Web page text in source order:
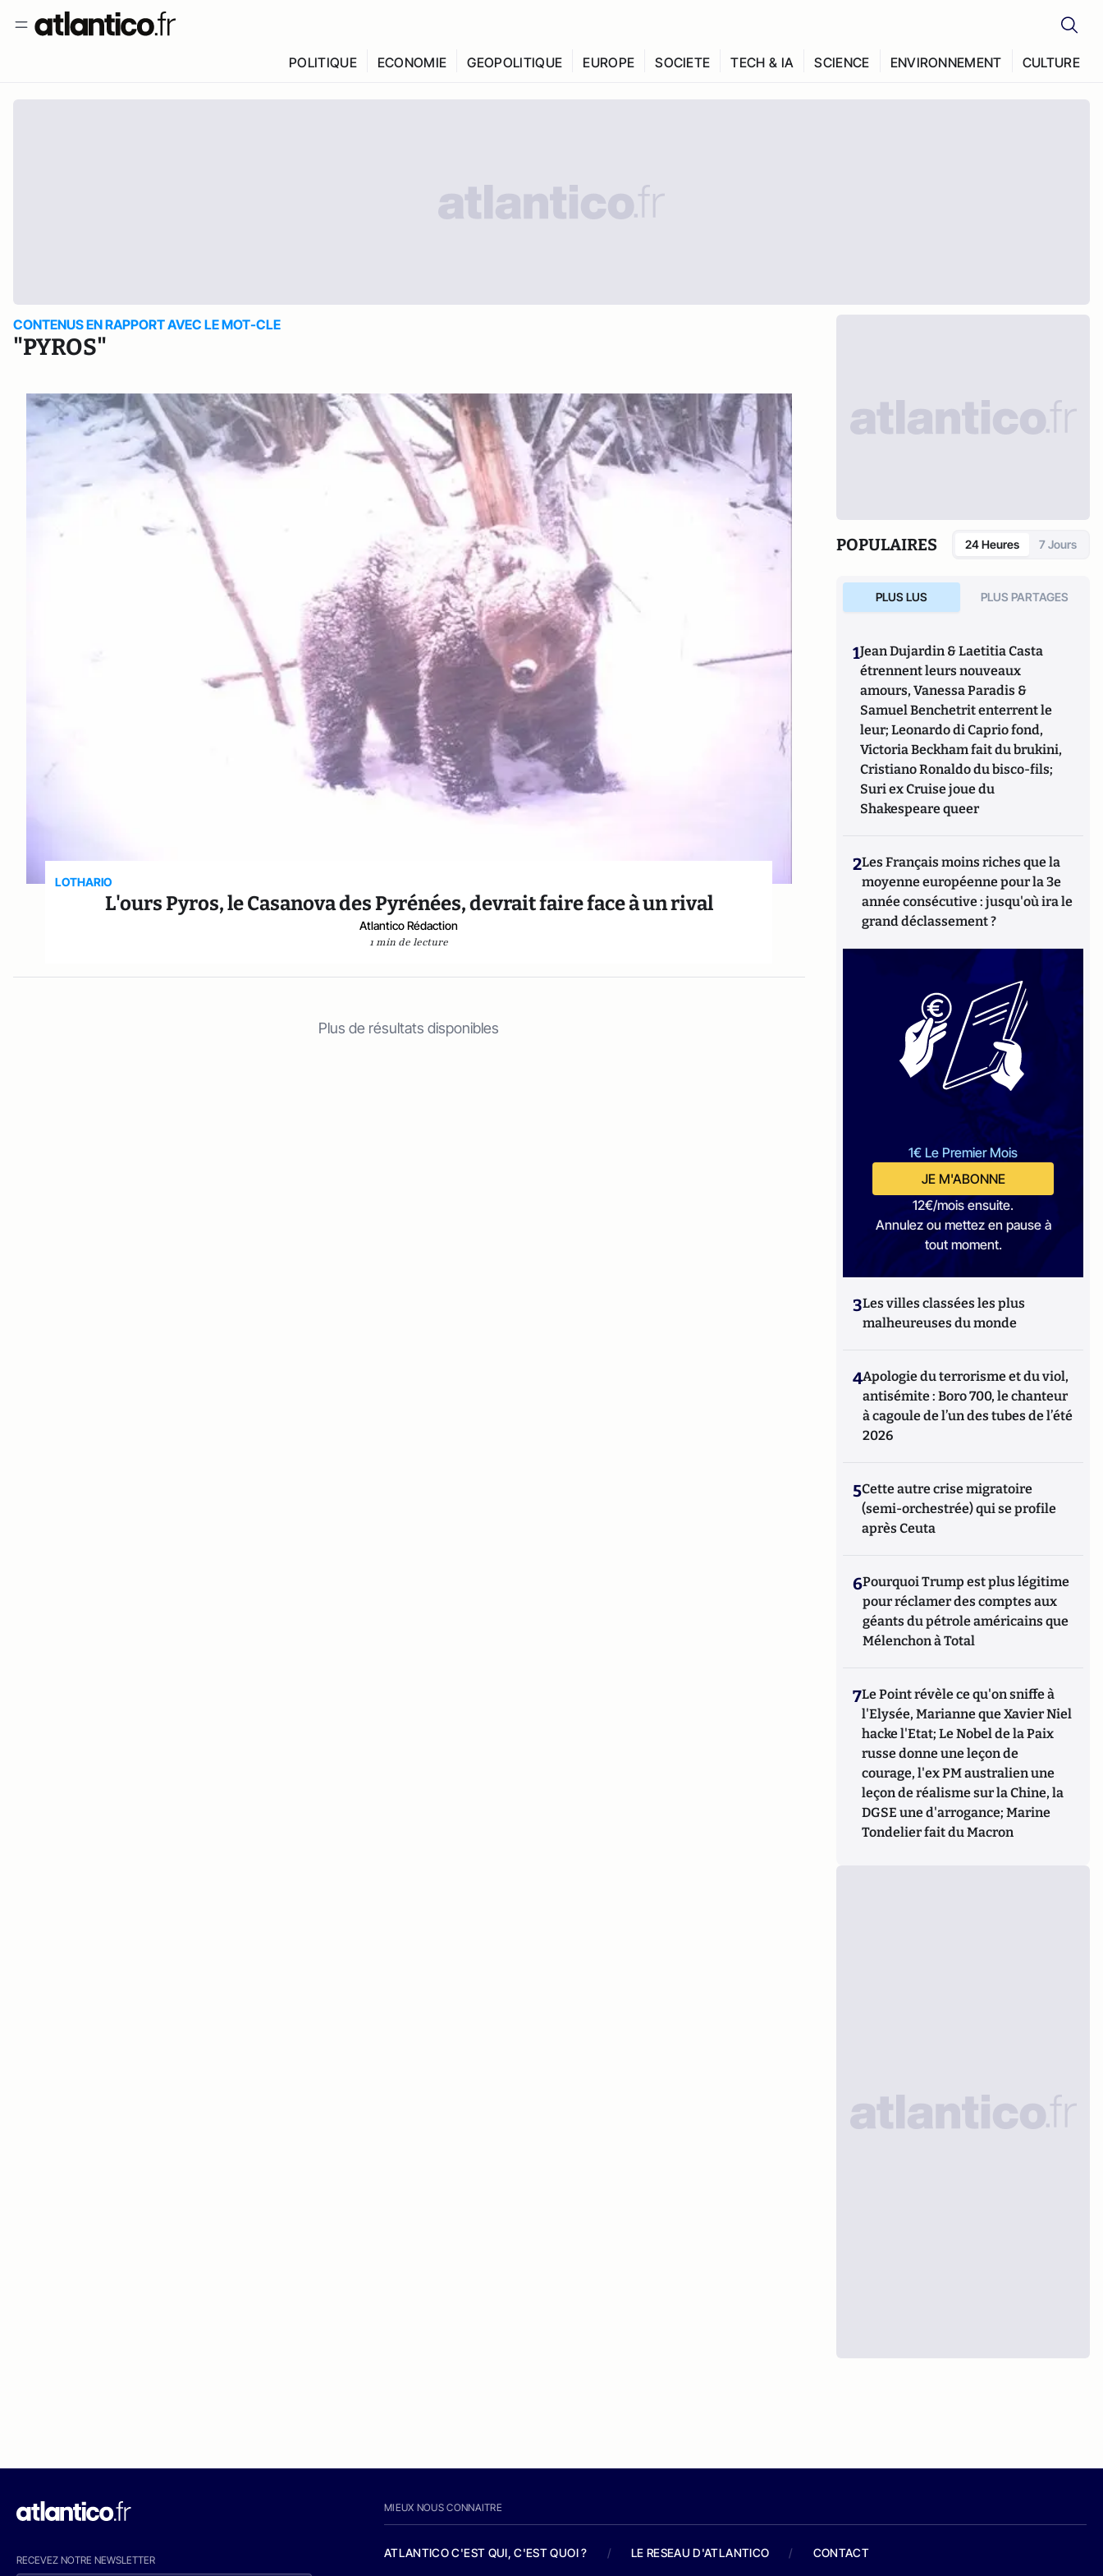
POLITIQUE ECONOMIE GEOPOLITIQUE EUROPE SOCIETE TECH & IA SCIENCE ENVIRONNEMENT CULTURE
CONTENUS EN RAPPORT AVEC LE MOT-CLE
"PYROS"
LOTHARIO
L'ours Pyros, le Casanova des Pyrénées, devrait faire face à un rival
Atlantico Rédaction
1 min de lecture
Plus de résultats disponibles
POPULAIRES 24 Heures 7 Jours
PLUS LUS PLUS PARTAGES
1Jean Dujardin & Laetitia Casta
étrennent leurs nouveaux
amours, Vanessa Paradis &
Samuel Benchetrit enterrent le
leur; Leonardo di Caprio fond,
Victoria Beckham fait du brukini,
Cristiano Ronaldo du bisco-fils;
Suri ex Cruise joue du
Shakespeare queer
2Les Français moins riches que la
moyenne européenne pour la 3e
année consécutive : jusqu'où ira le
grand déclassement ?
1€ Le Premier Mois
JE M'ABONNE
12€/mois ensuite.
Annulez ou mettez en pause à
tout moment.
3Les villes classées les plus
malheureuses du monde
4Apologie du terrorisme et du viol,
antisémite : Boro 700, le chanteur
à cagoule de l’un des tubes de l’été
2026
5Cette autre crise migratoire
(semi-orchestrée) qui se profile
après Ceuta
6Pourquoi Trump est plus légitime
pour réclamer des comptes aux
géants du pétrole américains que
Mélenchon à Total
7Le Point révèle ce qu'on sniffe à
l'Elysée, Marianne que Xavier Niel
hacke l'Etat; Le Nobel de la Paix
russe donne une leçon de
courage, l'ex PM australien une
leçon de réalisme sur la Chine, la
DGSE une d'arrogance; Marine
Tondelier fait du Macron
RECEVEZ NOTRE NEWSLETTER
MIEUX NOUS CONNAITRE
ATLANTICO C'EST QUI, C'EST QUOI ? / LE RESEAU D'ATLANTICO / CONTACT